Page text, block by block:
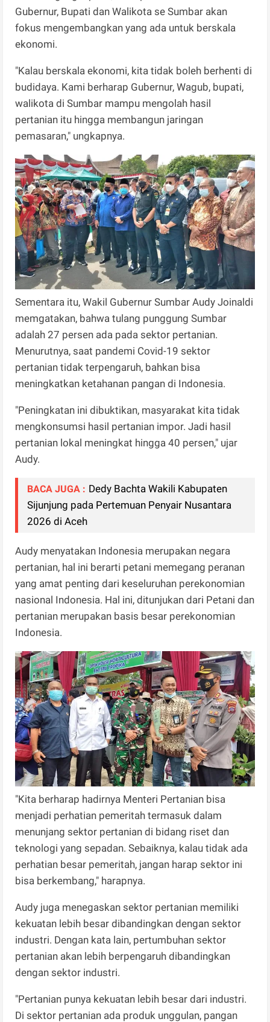
Gubernur, Bupati dan Walikota se Sumbar akan
fokus mengembangkan yang ada untuk berskala
ekonomi.
"Kalau berskala ekonomi, kita tidak boleh berhenti di
budidaya. Kami berharap Gubernur, Wagub, bupati,
walikota di Sumbar mampu mengolah hasil
pertanian itu hingga membangun jaringan
pemasaran," ungkapnya.
Sementara itu, Wakil Gubernur Sumbar Audy Joinaldi
memgatakan, bahwa tulang punggung Sumbar
adalah 27 persen ada pada sektor pertanian.
Menurutnya, saat pandemi Covid-19 sektor
pertanian tidak terpengaruh, bahkan bisa
meningkatkan ketahanan pangan di Indonesia.
"Peningkatan ini dibuktikan, masyarakat kita tidak
mengkonsumsi hasil pertanian impor. Jadi hasil
pertanian lokal meningkat hingga 40 persen," ujar
Audy.
BACA JUGA : Dedy Bachta Wakili Kabupaten
Sijunjung pada Pertemuan Penyair Nusantara
2026 di Aceh
Audy menyatakan Indonesia merupakan negara
pertanian, hal ini berarti petani memegang peranan
yang amat penting dari keseluruhan perekonomian
nasional Indonesia. Hal ini, ditunjukan dari Petani dan
pertanian merupakan basis besar perekonomian
Indonesia.
"Kita berharap hadirnya Menteri Pertanian bisa
menjadi perhatian pemeritah termasuk dalam
menunjang sektor pertanian di bidang riset dan
teknologi yang sepadan. Sebaiknya, kalau tidak ada
perhatian besar pemeritah, jangan harap sektor ini
bisa berkembang," harapnya.
Audy juga menegaskan sektor pertanian memiliki
kekuatan lebih besar dibandingkan dengan sektor
industri. Dengan kata lain, pertumbuhan sektor
pertanian akan lebih berpengaruh dibandingkan
dengan sektor industri.
"Pertanian punya kekuatan lebih besar dari industri.
Di sektor pertanian ada produk unggulan, pangan